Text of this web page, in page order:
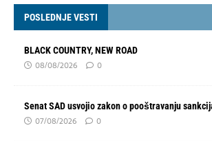
POSLEDNJE VESTI
BLACK COUNTRY, NEW ROAD
08/08/2026 0
Senat SAD usvojio zakon o pooštravanju
07/08/2026 0